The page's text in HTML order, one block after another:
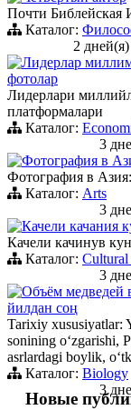
Почти Библейская
Каталог:
2 дней(я)
Лидерлар
фотолар
Лидерлари
платформалари
Каталог:
3
Фотография в
Фотография в
Каталог: Arts
3
Качели качания
Качели качинув
Каталог: Cultural
3
Объём медведей
йилдан соң
Tarixiy xususiyatlar:
sonining oʻzgarishi,
asrlardagi boylik,
Каталог: Biology
3
Новые